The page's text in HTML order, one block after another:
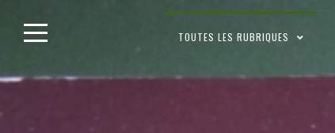
content
TOUTES LES RUBRIQUES